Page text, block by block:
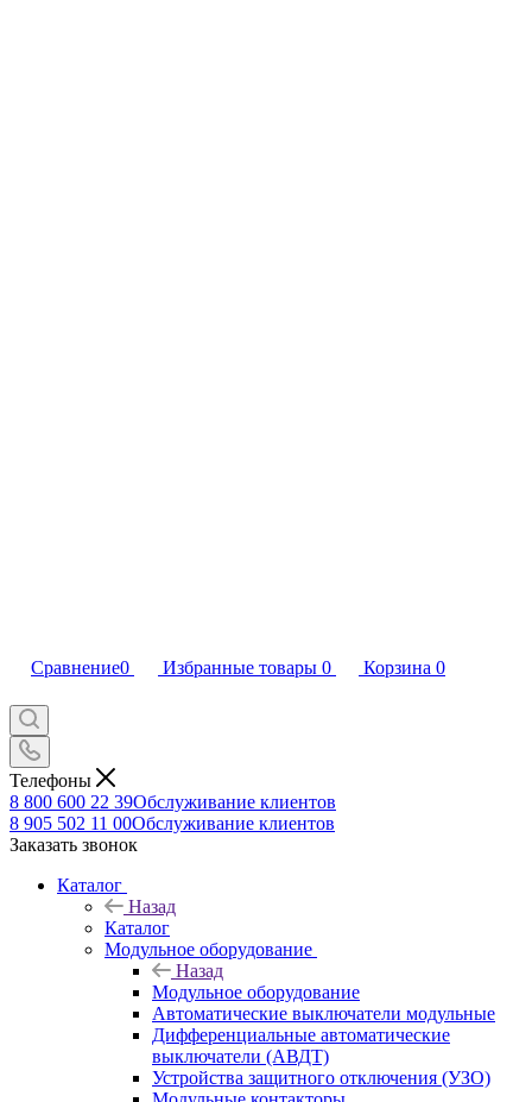
Сравнение0 Избранные товары 0 Корзина 0
Телефоны
8 800 600 22 39Обслуживание клиентов
8 905 502 11 00Обслуживание клиентов
Заказать звонок
Каталог
Назад
Каталог
Модульное оборудование
Назад
Модульное оборудование
Автоматические выключатели модульные
Дифференциальные автоматические
выключатели (АВДТ)
Устройства защитного отключения (УЗО)